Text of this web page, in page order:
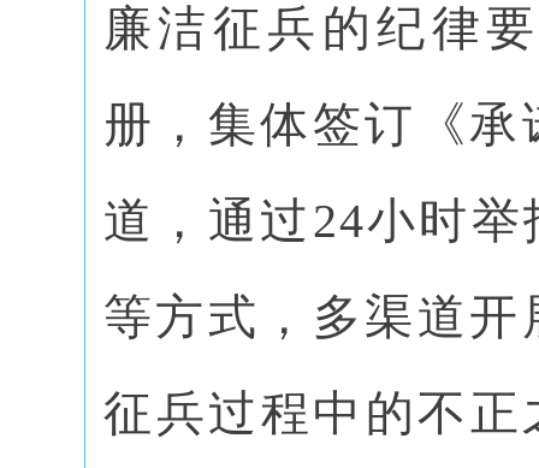
廉洁征兵的纪律
册，集体签订《
道，通过24小时
等方式，多渠道
征兵过程中的不